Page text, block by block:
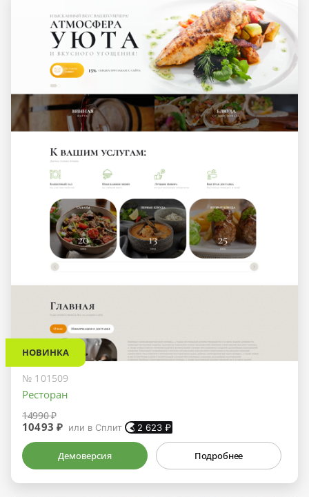
НОВИНКА
№ 101509
Ресторан
14990 ₽
10493 ₽ или в Сплит 2 623 ₽
Демоверсия Подробнее